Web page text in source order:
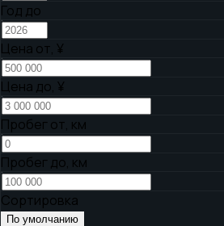
Год до
Цена от, ¥
Цена до, ¥
Пробег от, км
Пробег до, км
Сортировка
По умолчанию